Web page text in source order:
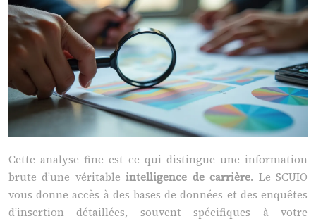
Cette analyse fine est ce qui distingue une information
brute d’une véritable intelligence de carrière. Le SCUIO
vous donne accès à des bases de données et des enquêtes
d’insertion détaillées, souvent spécifiques à votre